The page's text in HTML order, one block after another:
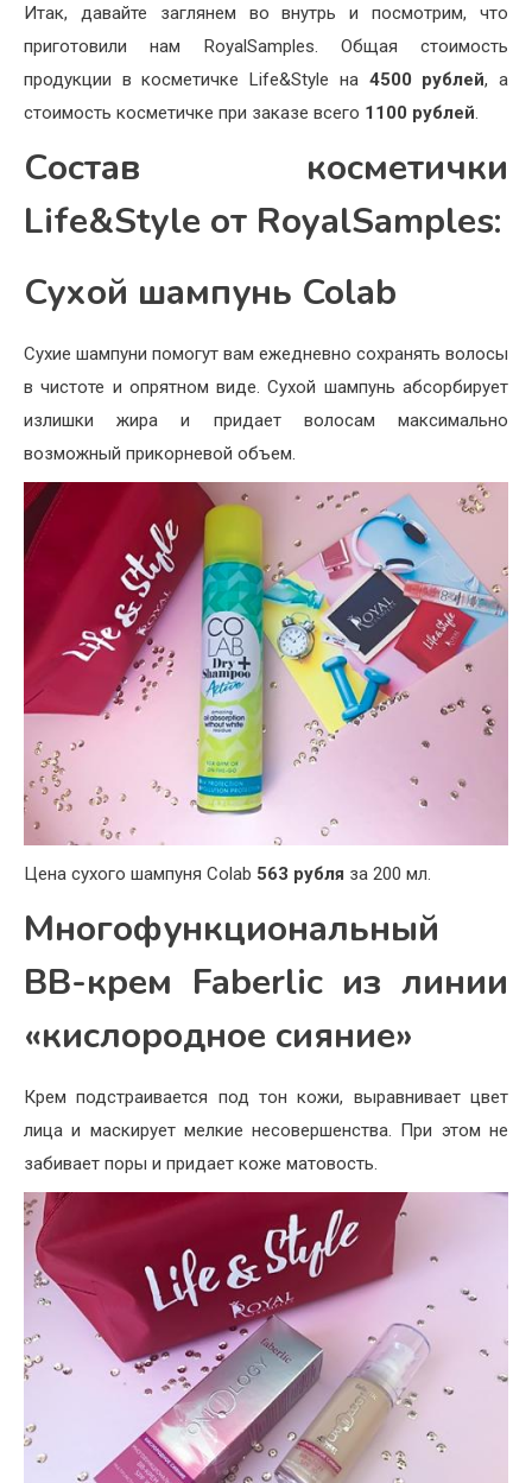
Итак, давайте заглянем во внутрь и посмотрим, что
приготовили нам RoyalSamples. Общая стоимость
продукции в косметичке Life&Style на 4500 рублей, а
стоимость косметичке при заказе всего 1100 рублей.
Состав косметички
Life&Style от RoyalSamples:
Сухой шампунь Colab
Сухие шампуни помогут вам ежедневно сохранять волосы
в чистоте и опрятном виде. Сухой шампунь абсорбирует
излишки жира и придает волосам максимально
возможный прикорневой объем.
Цена сухого шампуня Colab 563 рубля за 200 мл.
Многофункциональный
BB-крем Faberlic из линии
«кислородное сияние»
Крем подстраивается под тон кожи, выравнивает цвет
лица и маскирует мелкие несовершенства. При этом не
забивает поры и придает коже матовость.